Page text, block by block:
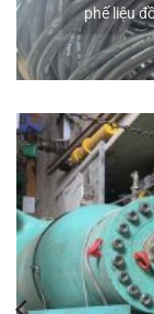
phế liệu